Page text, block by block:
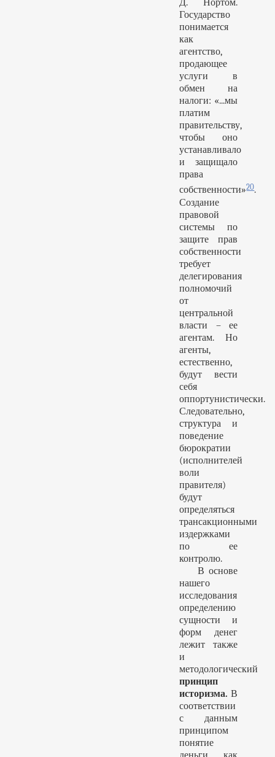
Д. Нортом.
Государство
понимается
как
агентство,
продающее
услуги в
обмен на
налоги: «...мы
платим
правительству,
чтобы оно
устанавливало
и защищало
права
собственности»20.
Создание
правовой
системы по
защите прав
собственности
требует
делегирования
полномочий
от
центральной
власти – ее
агентам. Но
агенты,
естественно,
будут вести
себя
оппортунистически.
Следовательно,
структура и
поведение
бюрократии
(исполнителей
воли
правителя)
будут
определяться
трансакционными
издержками
по ее
контролю.
В основе
нашего
исследования
определению
сущности и
форм денег
лежит также
и
методологический
принцип
историзма. В
соответствии
с данным
принципом
понятие